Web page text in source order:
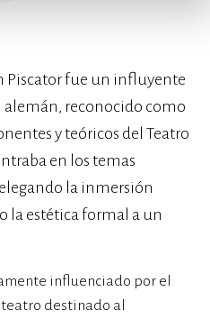
Piscator fue un influyente
reconocido como
y teóricos del Teatro
en los temas
la inmersión
la estética formal a un
influenciado por el
destinado al